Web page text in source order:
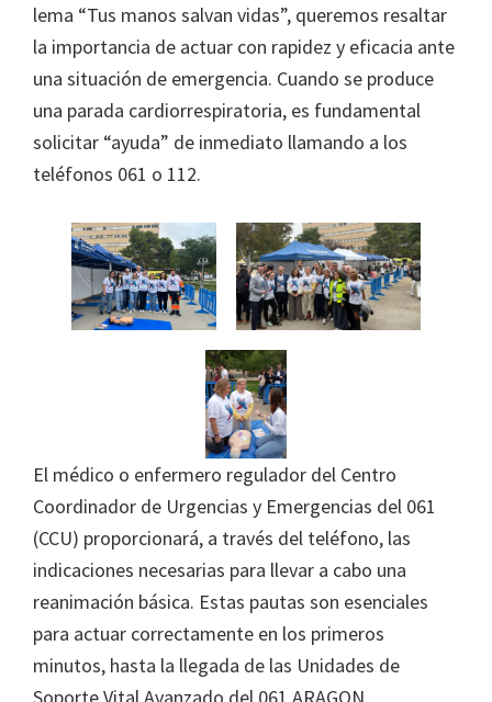
lema “Tus manos salvan vidas”, queremos resaltar
la importancia de actuar con rapidez y eficacia ante
una situación de emergencia. Cuando se produce
una parada cardiorrespiratoria, es fundamental
solicitar “ayuda” de inmediato llamando a los
teléfonos 061 o 112.
El médico o enfermero regulador del Centro
Coordinador de Urgencias y Emergencias del 061
(CCU) proporcionará, a través del teléfono, las
indicaciones necesarias para llevar a cabo una
reanimación básica. Estas pautas son esenciales
para actuar correctamente en los primeros
minutos, hasta la llegada de las Unidades de
Soporte Vital Avanzado del 061 ARAGON.